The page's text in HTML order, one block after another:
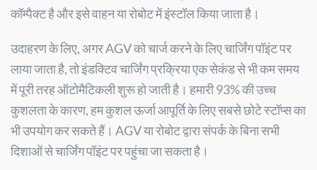
कॉम्पैक्ट है और इसे वाहन या रोबोट में इंस्टॉल किया जाता है।
उदाहरण के लिए, अगर AGV को चार्ज करने के लिए चार्जिंग पॉइंट पर
लाया जाता है, तो इंडक्टिव चार्जिंग प्रक्रिया एक सेकंड से भी कम समय
में पूरी तरह ऑटोमैटिकली शुरू हो जाती है। हमारी 93% की उच्च
कुशलता के कारण, हम कुशल ऊर्जा आपूर्ति के लिए सबसे छोटे स्टॉप्स का
भी उपयोग कर सकते हैं। AGV या रोबोट द्वारा संपर्क के बिना सभी
दिशाओं से चार्जिंग पॉइंट पर पहुंचा जा सकता है।